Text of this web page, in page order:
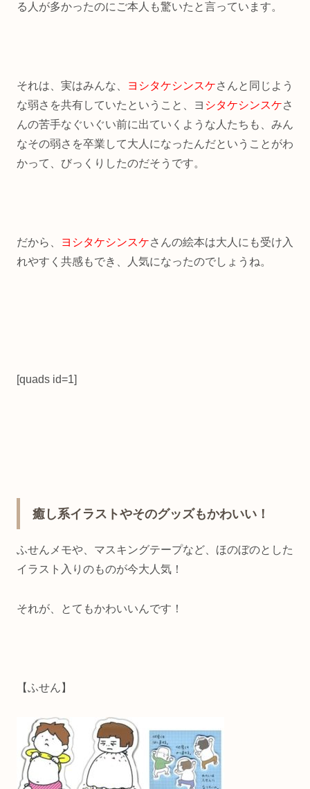
る人が多かったのにご本人も驚いたと言っています。
それは、実はみんな、 ヨシタケシンスケさんと同じよう
な弱さを共有していたということ、ヨ シタケシンスケさ
んの苦手なぐいぐい前に出ていくような人たちも、みん
なその弱さを卒業して大人になったんだということがわ
かって、びっくりしたのだそうです。
だから、 ヨシタケシンスケさんの絵本は大人にも受け入
れやすく共感もでき、人気になったのでしょうね。
[quads id=1]
癒し系イラストやそのグッズもかわいい！
ふせんメモや、マスキングテープなど、ほのぼのとした
イラスト入りのものが今大人気！
それが、とてもかわいいんです！
【ふせん】